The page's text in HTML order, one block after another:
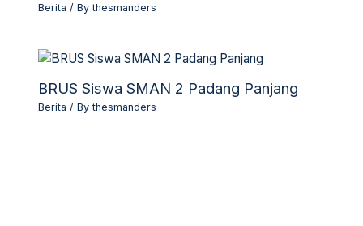
Berita / Bythesmanders
BRUS Siswa SMAN 2 Padang Panjang
Berita / Bythesmanders